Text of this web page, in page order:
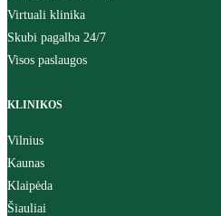
Virtuali klinika
Skubi pagalba 24/7
Visos paslaugos
KLINIKOS
Vilnius
Kaunas
Klaipėda
Šiauliai